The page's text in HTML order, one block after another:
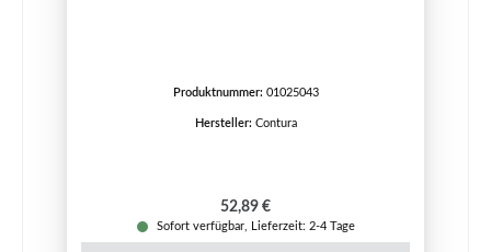
Produktnummer: 01025043
Hersteller: Contura
Regulärer Preis:
52,89 €
Sofort verfügbar, Lieferzeit: 2-4 Tage